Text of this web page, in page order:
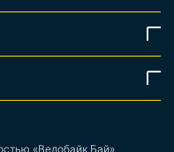
«Велобайк Бай»